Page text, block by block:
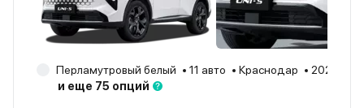
Перламутровый белый 11 авто Краснодар
2026
и еще 75 опций